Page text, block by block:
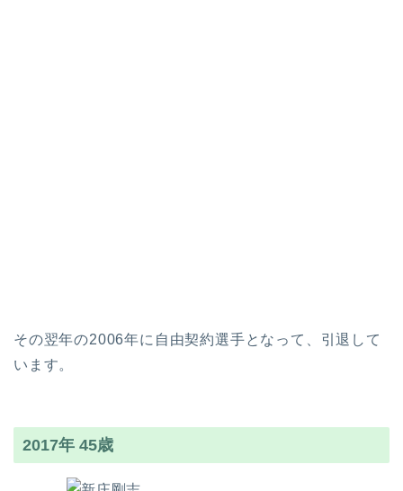
その翌年の2006年に自由契約選手となって、引退して
います。
2017年 45歳